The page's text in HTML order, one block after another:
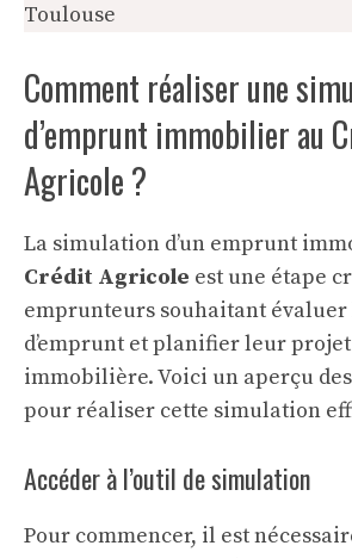
Toulouse
Comment réaliser une
d’emprunt immobilier au
Agricole ?
La simulation d’un emprunt
Crédit Agricole est une étape
emprunteurs souhaitant
d’emprunt et planifier leur
immobilière. Voici un aperçu
pour réaliser cette simulation
Accéder à l’outil de simulation
Pour commencer, il est